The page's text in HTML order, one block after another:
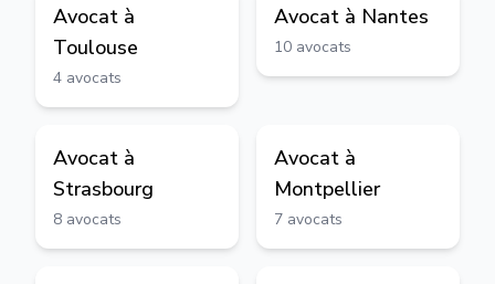
Avocat à
Toulouse
4 avocats
Avocat à Nantes
10 avocats
Avocat à
Strasbourg
8 avocats
Avocat à
Montpellier
7 avocats